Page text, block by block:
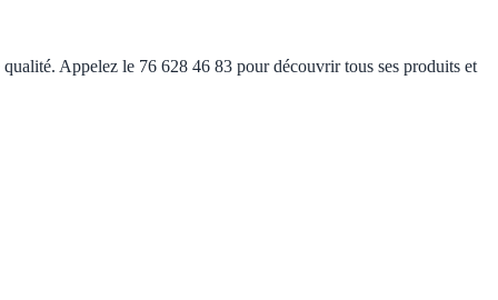
Appelez le 76 628 46 83 pour découvrir tous ses produits et